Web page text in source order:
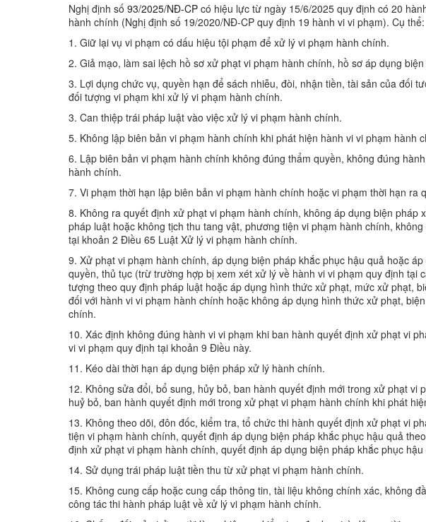
Nghị định số 93/2025/NĐ-CP có hiệu lực từ ngày 15/6/2025 quy định có 20
hành chính (Nghị định số 19/2020/NĐ-CP quy định 19 hành vi vi phạm). Cụ thể:
1. Giữ lại vụ vi phạm có dấu hiệu tội phạm để xử lý vi phạm hành chính.
2. Giả mạo, làm sai lệch hồ sơ xử phạt vi phạm hành chính, hồ sơ áp dụng
3. Lợi dụng chức vụ, quyền hạn để sách nhiễu, đòi, nhận tiền, tài sản của đối
đối tượng vi phạm khi xử lý vi phạm hành chính.
3. Can thiệp trái pháp luật vào việc xử lý vi phạm hành chính.
5. Không lập biên bản vi phạm hành chính khi phát hiện hành vi vi phạm hành
6. Lập biên bản vi phạm hành chính không đúng thẩm quyền, không đúng
hành chính.
7. Vi phạm thời hạn lập biên bản vi phạm hành chính hoặc vi phạm thời hạn ra
8. Không ra quyết định xử phạt vi phạm hành chính, không áp dụng biện
pháp luật hoặc không tịch thu tang vật, phương tiện vi phạm hành chính,
tại khoản 2 Điều 65 Luật Xử lý vi phạm hành chính.
9. Xử phạt vi phạm hành chính, áp dụng biện pháp khắc phục hậu quả hoặc
quyền, thủ tục (trừ trường hợp bị xem xét xử lý về hành vi vi phạm quy định tại
tượng theo quy định pháp luật hoặc áp dụng hình thức xử phạt, mức xử phạt,
đối với hành vi vi phạm hành chính hoặc không áp dụng hình thức xử phạt,
chính.
10. Xác định không đúng hành vi vi phạm khi ban hành quyết định xử phạt vi
vi vi phạm quy định tại khoản 9 Điều này.
11. Kéo dài thời hạn áp dụng biện pháp xử lý hành chính.
12. Không sửa đổi, bổ sung, hủy bỏ, ban hành quyết định mới trong xử phạt vi
huỷ bỏ, ban hành quyết định mới trong xử phạt vi phạm hành chính khi phát
13. Không theo dõi, đôn đốc, kiểm tra, tổ chức thi hành quyết định xử phạt vi
tiện vi phạm hành chính, quyết định áp dụng biện pháp khắc phục hậu quả
định xử phạt vi phạm hành chính, quyết định áp dụng biện pháp khắc phục
14. Sử dụng trái pháp luật tiền thu từ xử phạt vi phạm hành chính.
15. Không cung cấp hoặc cung cấp thông tin, tài liệu không chính xác, không
công tác thi hành pháp luật về xử lý vi phạm hành chính.